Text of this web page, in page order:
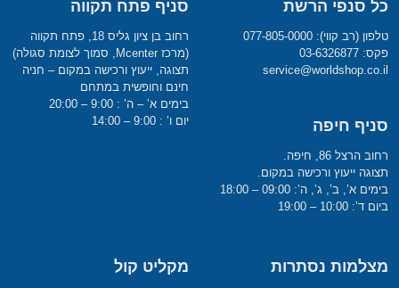
כל סנפי הרשת
טלפון (רב קווי): 077-805-0000
פקס: 03-6326877
service@worldshop.co.il
סניף חיפה
רחוב הרצל 86, חיפה.
תצוגה ייעוץ ורכישה במקום.
בימים א’, ב’, ג’, ה’: 09:00 – 18:00
ביום ד’: 10:00 – 19:00
סניף פתח תקווה
רחוב בן ציון גליס 18, פתח תקווה
(מרכז Mcenter, סמוך לצומת סגולה)
תצוגה, ייעוץ ורכישה במקום – חניה
חינם וחופשית במתחם
בימים א’ – ה’ : 9:00 – 20:00
יום ו’ : 9:00 – 14:00
מצלמות נסתרות מקליט קול